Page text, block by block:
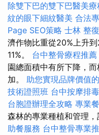
除雙下巴的雙下巴醫美療
紋的眼下細紋醫美 合法
Page SEO策略 士林 整復
濟作物比重從20%上升
11%。 台中整骨療程推薦
園總面積中有所下降，
加。 助您實現品牌價值
技術證照班 台中按摩排
台胞證辦理全攻略 專業
森林的專業種植和管理，
助餐服務 台中整骨專業